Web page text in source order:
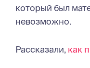
который был
невозможно.
Рассказали, как